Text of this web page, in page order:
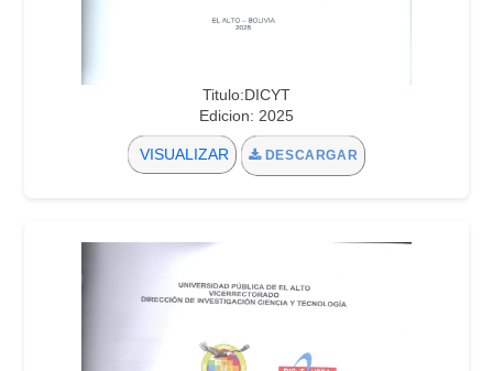
Titulo:DICYT
Edicion: 2025
VISUALIZAR DESCARGAR